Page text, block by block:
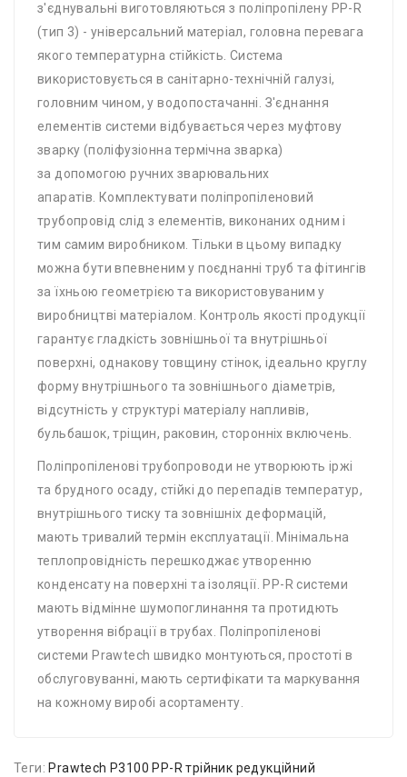
з'єднувальні виготовляються з поліпропілену PP-R
(тип 3) - універсальний матеріал, головна перевага
якого температурна стійкість. Система
використовується в санітарно-технічній галузі,
головним чином, у водопостачанні. З'єднання
елементів системи відбувається через муфтову
зварку (поліфузіонна термічна зварка)
за допомогою ручних зварювальних
апаратів. Комплектувати поліпропіленовий
трубопровід слід з елементів, виконаних одним і
тим самим виробником. Тільки в цьому випадку
можна бути впевненим у поєднанні труб та фітингів
за їхньою геометрією та використовуваним у
виробництві матеріалом. Контроль якості продукції
гарантує гладкість зовнішньої та внутрішньої
поверхні, однакову товщину стінок, ідеально круглу
форму внутрішнього та зовнішнього діаметрів,
відсутність у структурі матеріалу напливів,
бульбашок, тріщин, раковин, сторонніх включень.
Поліпропіленові трубопроводи не утворюють іржі
та брудного осаду, стійкі до перепадів температур,
внутрішнього тиску та зовнішніх деформацій,
мають тривалий термін експлуатації. Мінімальна
теплопровідність перешкоджає утворенню
конденсату на поверхні та ізоляції. PP-R системи
мають відмінне шумопоглинання та протидють
утворення вібрації в трубах. Поліпропіленові
системи Prawtech швидко монтуються, простоті в
обслуговуванні, мають сертифікати та маркування
на кожному виробі асортаменту.
Теги: Prawtech P3100 PP-R трійник редукційний